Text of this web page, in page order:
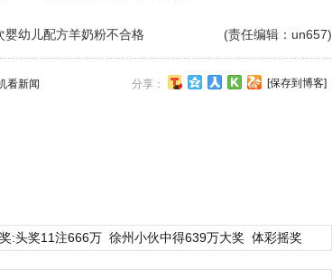
(责任编辑：un657)
婴幼儿配方羊奶粉不合格
分享： [保存到博客]
看新闻
:头奖11注666万 徐州小伙中得639万大奖 体彩摇奖